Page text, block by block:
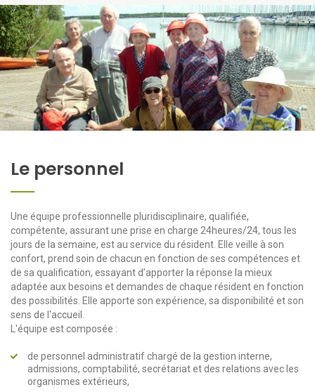
Le personnel
Une équipe professionnelle pluridisciplinaire, qualifiée,
compétente, assurant une prise en charge 24heures/24, tous les
jours de la semaine, est au service du résident. Elle veille à son
confort, prend soin de chacun en fonction de ses compétences et
de sa qualification, essayant d’apporter la réponse la mieux
adaptée aux besoins et demandes de chaque résident en fonction
des possibilités. Elle apporte son expérience, sa disponibilité et son
sens de l'accueil.
L'équipe est composée :
de personnel administratif chargé de la gestion interne,
admissions, comptabilité, secrétariat et des relations avec les
organismes extérieurs,